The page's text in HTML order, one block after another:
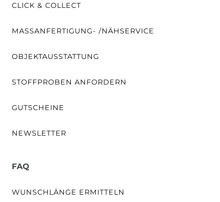
CLICK & COLLECT
MASSANFERTIGUNG- /NÄHSERVICE
OBJEKTAUSSTATTUNG
STOFFPROBEN ANFORDERN
GUTSCHEINE
NEWSLETTER
FAQ
WUNSCHLÄNGE ERMITTELN